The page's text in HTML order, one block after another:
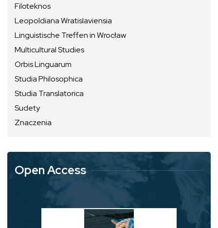
Filoteknos
Leopoldiana Wratislaviensia
Linguistische Treffen in Wrocław
Multicultural Studies
Orbis Linguarum
Studia Philosophica
Studia Translatorica
Sudety
Znaczenia
Open Access